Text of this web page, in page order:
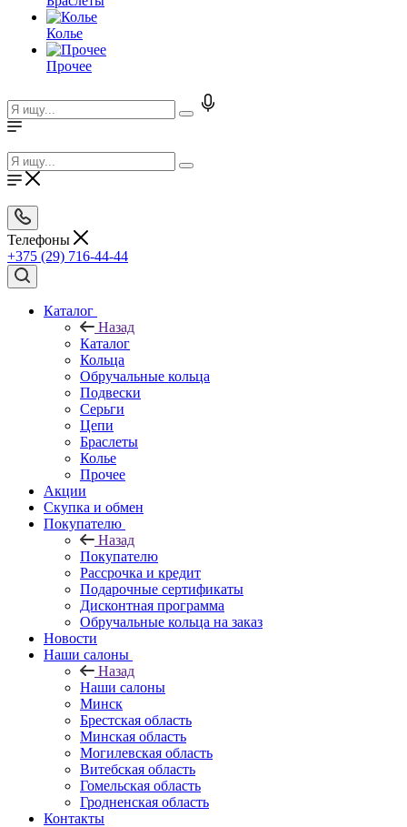
Колье
Прочее
Телефоны
+375 (29) 716-44-44
Каталог
Назад
Каталог
Кольца
Обручальные кольца
Подвески
Серьги
Цепи
Браслеты
Колье
Прочее
Акции
Скупка и обмен
Покупателю
Назад
Покупателю
Рассрочка и кредит
Подарочные сертификаты
Дисконтная программа
Обручальные кольца на заказ
Новости
Наши салоны
Назад
Наши салоны
Минск
Брестская область
Минская область
Могилевская область
Витебская область
Гомельская область
Гродненская область
Контакты